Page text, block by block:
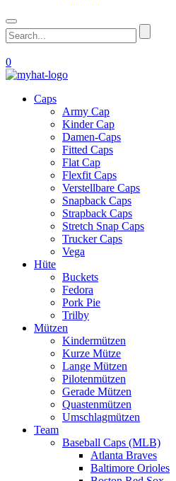
0
Caps
Army Cap
Kinder Cap
Damen-Caps
Fitted Caps
Flat Cap
Flexfit Caps
Verstellbare Caps
Snapback Caps
Strapback Caps
Stretch Snap Caps
Trucker Caps
Vega
Hüte
Buckets
Fedora
Pork Pie
Trilby
Mützen
Kindermützen
Kurze Mütze
Lange Mützen
Pilotenmützen
Gerade Mützen
Quastenmützen
Umschlagmützen
Team
Baseball Caps (MLB)
Atlanta Braves
Baltimore Orioles